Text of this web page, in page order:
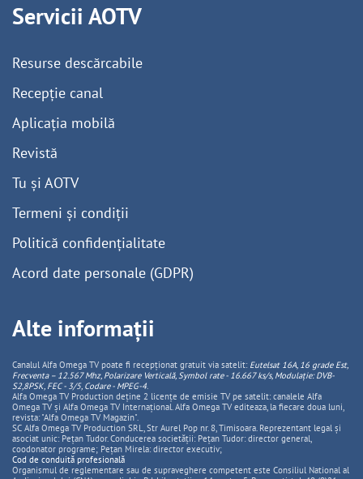
Servicii AOTV
Resurse descărcabile
Recepție canal
Aplicația mobilă
Revistă
Tu și AOTV
Termeni și condiții
Politică confidențialitate
Acord date personale (GDPR)
Alte informații
Canalul Alfa Omega TV poate fi recepționat gratuit via satelit: Eutelsat 16A, 16 grade Est,
Frecventa – 12.567 Mhz, PolarizareVerticală, Symbol rate - 16.667 ks/s, Modulație: DVB-
S2,8PSK, FEC - 3/5, Codare - MPEG-4.
Alfa Omega TV Production deține 2 licențe de emisie TV pe satelit: canalele Alfa
Omega TV și Alfa Omega TV Internațional. Alfa Omega TV editeaza, la fiecare doua luni,
revista: "Alfa Omega TV Magazin".
SC Alfa Omega TV Production SRL, Str Aurel Pop nr. 8, Timisoara. Reprezentant legal și
asociat unic: Pețan Tudor. Conducerea societății: Pețan Tudor: director general,
coodonator programe; Pețan Mirela: director executiv;
Cod de conduită profesională
Organismul de reglementare sau de supraveghere competent este Consiliul National al